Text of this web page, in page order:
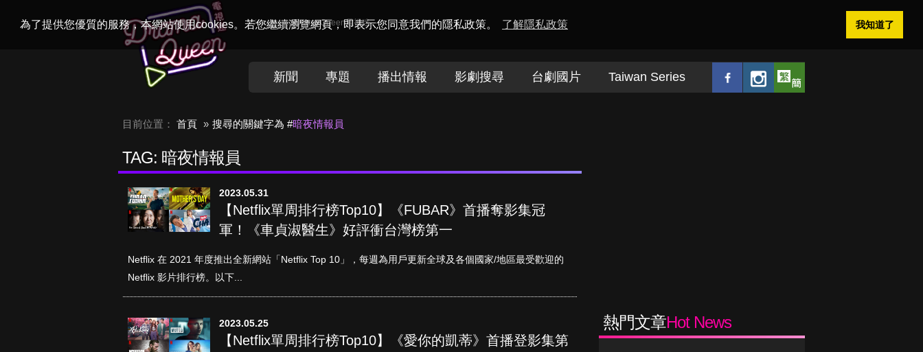
為了提供您優質的服務，本網站使用cookies。若您繼續瀏覽網頁，即表示您同意我們的隱私政策。 了解隱私政策 我知道了
Welcome toDramaQueen電視迷
新聞 專題 播出情報 影劇搜尋 台劇國片 Taiwan Series
目前位置： 首頁 搜尋的關鍵字為 #暗夜情報員
TAG: 暗夜情報員
2023.05.31
【Netflix單周排行榜Top10】《FUBAR》首播奪影集冠
軍！《車貞淑醫生》好評衝台灣榜第一
Netflix 在 2021 年度推出全新網站「Netflix Top 10」，每週為用戶更新全球及各個國家/地區最受歡迎的
Netflix 影片排行榜。以下...
2023.05.25
【Netflix單周排行榜Top10】《愛你的凱蒂》首播登影集第
熱門文章Hot News